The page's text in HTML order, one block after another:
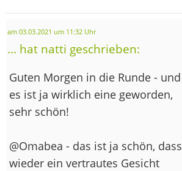
am 03.03.2021 um 11:32 Uhr
... hat natti geschrieben:
Guten Morgen in die Runde - und
es ist ja wirklich eine geworden,
sehr schön!
@Omabea - das ist ja schön, dass
wieder ein vertrautes Gesicht